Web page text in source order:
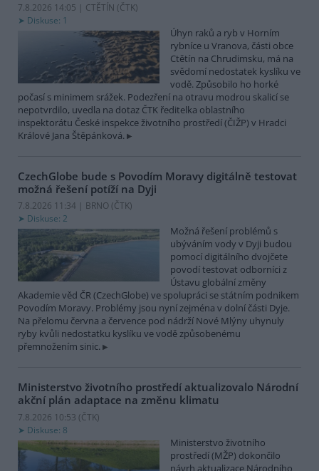
7.8.2026 14:05 | CTĚTÍN (ČTK)
Diskuse: 1
Úhyn raků a ryb v Horním
rybníce u Vranova, části obce
Ctětín na Chrudimsku, má na
svědomí nedostatek kyslíku ve
vodě. Způsobilo ho horké
počasí s minimem srážek. Podezření na otravu modrou skalicí se
nepotvrdilo, uvedla na dotaz ČTK ředitelka oblastního
inspektorátu České inspekce životního prostředí (ČIŽP) v Hradci
Králové Jana Štěpánková.
CzechGlobe bude s Povodím Moravy digitálně testovat
možná řešení potíží na Dyji
7.8.2026 11:34 | BRNO (ČTK)
Diskuse: 2
Možná řešení problémů s
ubýváním vody v Dyji budou
pomocí digitálního dvojčete
povodí testovat odborníci z
Ústavu globální změny
Akademie věd ČR (CzechGlobe) ve spolupráci se státním podnikem
Povodím Moravy. Problémy jsou nyní zejména v dolní části Dyje.
Na přelomu června a července pod nádrží Nové Mlýny uhynuly
ryby kvůli nedostatku kyslíku ve vodě způsobenému
přemnožením sinic.
Ministerstvo životního prostředí aktualizovalo Národní
akční plán adaptace na změnu klimatu
7.8.2026 10:53 (ČTK)
Diskuse: 8
Ministerstvo životního
prostředí (MŽP) dokončilo
návrh aktualizace Národního